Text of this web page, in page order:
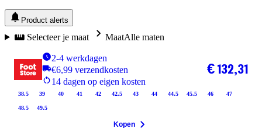
Product alerts
Selecteer je maat MaatAlle maten
2-4 werkdagen
€6,99 verzendkosten
14 dagen op eigen kosten
38.5 39 40 41 42 42.5 43 44 44.5 45.5 46 47
48.5 49.5
€ 132,31
Kopen